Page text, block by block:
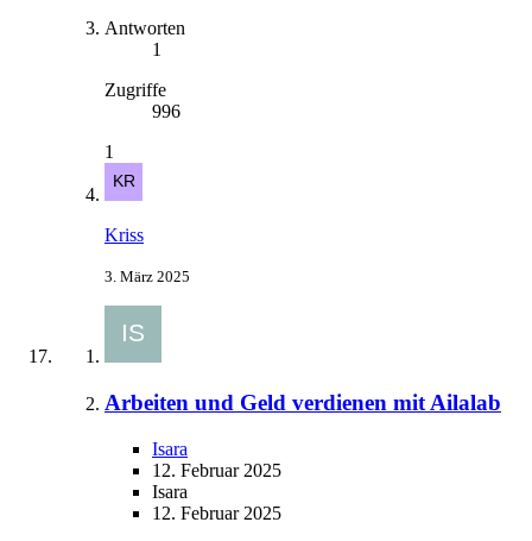
Antworten
1
Zugriffe
996
1
Kriss
3. März 2025
Arbeiten und Geld verdienen mit Ailalab
Isara
12. Februar 2025
Isara
12. Februar 2025